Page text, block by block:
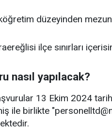
düzeyinden
ilçe sınırları
nasıl yapılacak?
13 Ekim 2024
ile birlikte "